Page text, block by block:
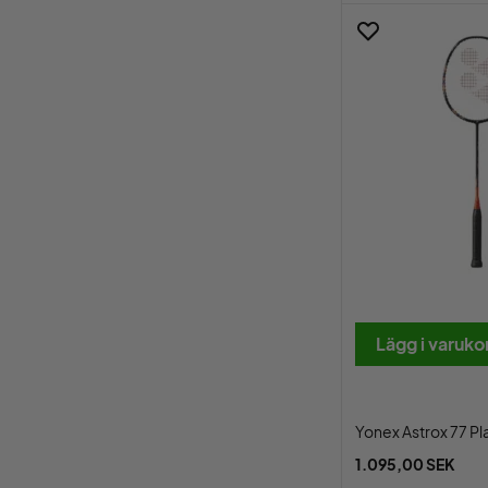
Lägg i
Yonex Astrox 77
1.095,00 SEK